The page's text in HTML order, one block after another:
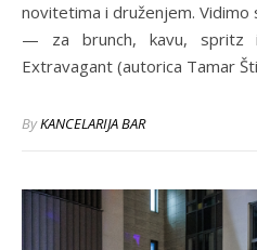
novitetima i druženjem. Vidimo
— za brunch, kavu, spritz
Extravagant (autorica Tamar
ByKANCELARIJA BAR